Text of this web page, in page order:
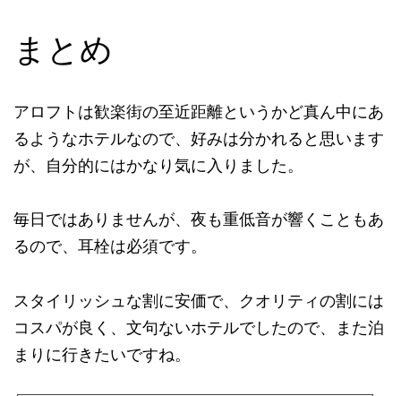
まとめ
アロフトは歓楽街の至近距離というかど真ん中にあ
るようなホテルなので、好みは分かれると思います
が、自分的にはかなり気に入りました。
毎日ではありませんが、夜も重低音が響くこともあ
るので、耳栓は必須です。
スタイリッシュな割に安価で、クオリティの割には
コスパが良く、文句ないホテルでしたので、また泊
まりに行きたいですね。